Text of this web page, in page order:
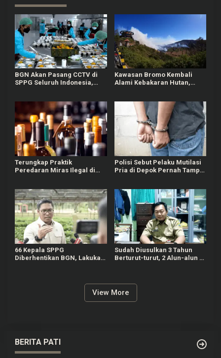
BGN Akan Pasang CCTV di
SPPG Seluruh Indonesia,
Kawasan Bromo Kembali
Alami Kebakaran Hutan,
Terungkap Praktik
Peredaran Miras Ilegal di
Polisi Sebut Pelaku Mutilasi
Pria di Depok Pernah Tampil
66 Kepala SPPG
Diberhentikan BGN, Lakukan
Sudah Diusulkan 3 Tahun
Berturut-turut, 2 Alun-alun di
View More
BERITA PATI